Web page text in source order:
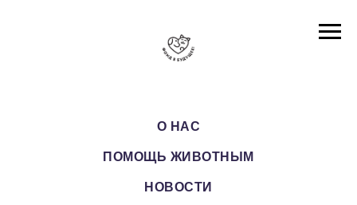
О НАС
ПОМОЩЬ ЖИВОТНЫМ
НОВОСТИ